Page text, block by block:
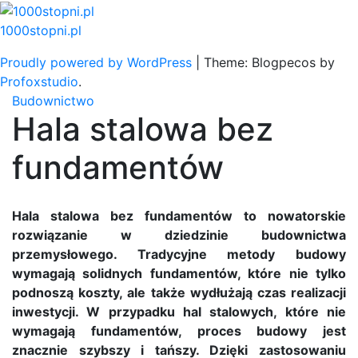
Skip
to
1000stopni.pl
Proudly powered by WordPress
Theme: Blogpecos by
Profoxstudio.
Budownictwo
Hala stalowa bez
fundamentów
Hala stalowa bez fundamentów to nowatorskie
rozwiązanie w dziedzinie budownictwa
przemysłowego. Tradycyjne metody budowy
wymagają solidnych fundamentów, które nie tylko
podnoszą koszty, ale także wydłużają czas realizacji
inwestycji. W przypadku hal stalowych, które nie
wymagają fundamentów, proces budowy jest
znacznie szybszy i tańszy. Dzięki zastosowaniu